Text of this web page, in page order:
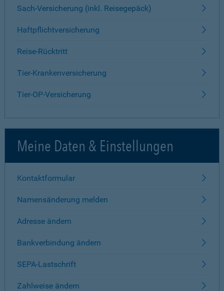
Sach-Versicherung (inkl. Reisegepäck)
Haftpflichtversicherung
Reise-Rücktritt
Tier-Krankenversicherung
Tier-OP-Versicherung
Meine Daten & Einstellungen
Kontaktformular
Namensänderung melden
Adresse ändern
Bankverbindung ändern
SEPA-Lastschrift
Zahlweise ändern